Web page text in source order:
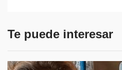
Te puede interesar